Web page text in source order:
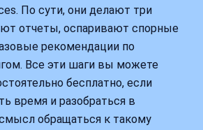
По сути, они делают три
отчеты, оспаривают спорные
рекомендации по
Все эти шаги вы можете
бесплатно, если
время и разобраться в
обращаться к такому